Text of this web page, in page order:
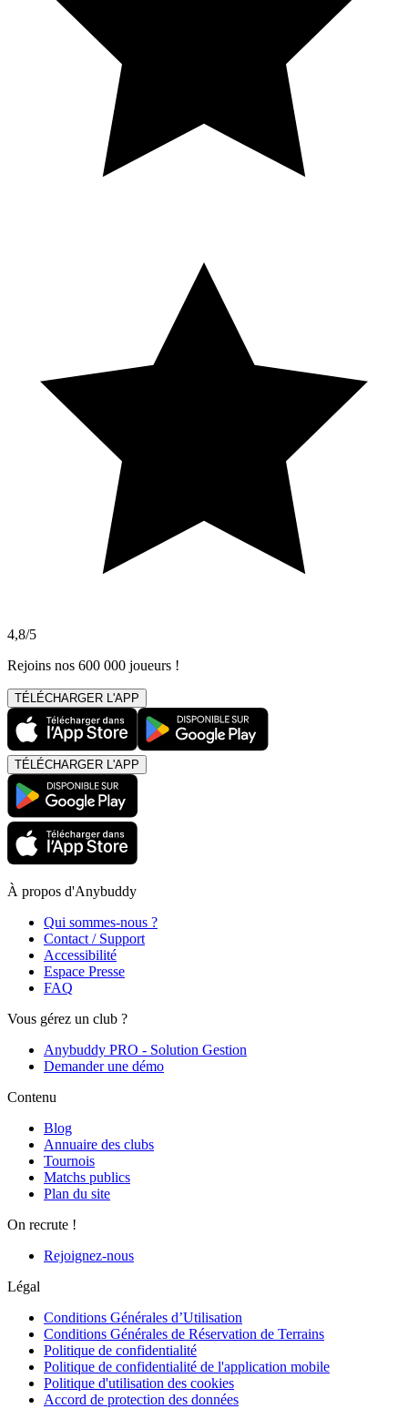
4,8/5
Rejoins nos 600 000 joueurs !
TÉLÉCHARGER L'APP
TÉLÉCHARGER L'APP
À propos d'Anybuddy
Qui sommes-nous ?
Contact / Support
Accessibilité
Espace Presse
FAQ
Vous gérez un club ?
Anybuddy PRO - Solution Gestion
Demander une démo
Contenu
Blog
Annuaire des clubs
Tournois
Matchs publics
Plan du site
On recrute !
Rejoignez-nous
Légal
Conditions Générales d’Utilisation
Conditions Générales de Réservation de Terrains
Politique de confidentialité
Politique de confidentialité de l'application mobile
Politique d'utilisation des cookies
Accord de protection des données